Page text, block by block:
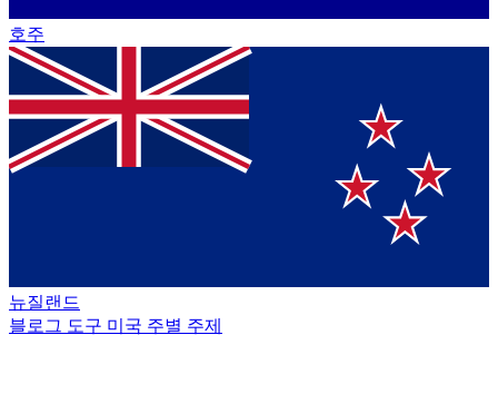
호주
뉴질랜드
블로그 도구 미국 주별 주제